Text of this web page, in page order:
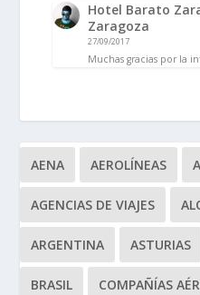
Hotel Barato
Zaragoza
27/09/2017
Muchas gracias por la
AENA AEROLÍNEAS
AGENCIAS DE VIAJES
ARGENTINA ASTURIAS
BRASIL COMPAÑÍAS